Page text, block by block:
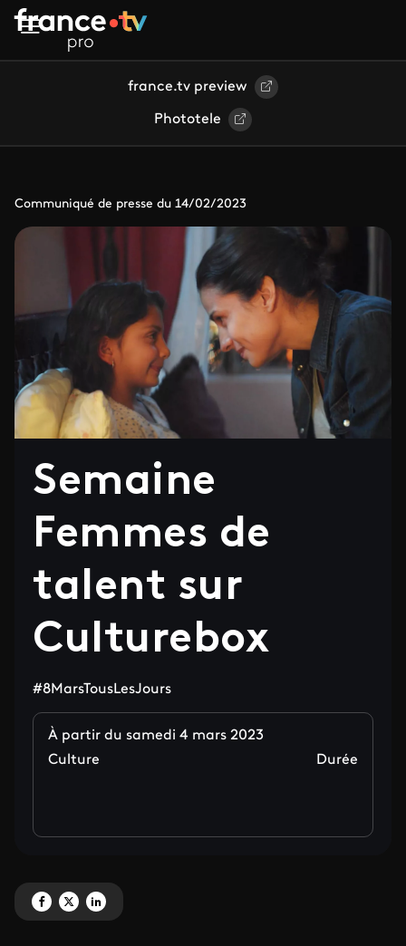
Aller au contenu principal
france.tv preview
Phototele
Communiqué de presse du 14/02/2023
Semaine
Femmes de
talent sur
Culturebox
#8MarsTousLesJours
À partir du samedi 4 mars 2023
Culture
Durée
Partagez 'Semaine Femmes de talent sur Culturebox' sur Facebook
Partagez 'Semaine Femmes de talent sur Culturebox' sur X
Partagez 'Semaine Femmes de talent sur Culturebox' sur